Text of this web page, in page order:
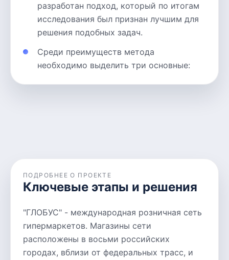
разработан подход, который по итогам
исследования был признан лучшим для
решения подобных задач.
Среди преимуществ метода
необходимо выделить три основные:
ПОДРОБНЕЕ О ПРОЕКТЕ
Ключевые этапы и решения
"ГЛОБУС" - международная розничная сеть
гипермаркетов. Магазины сети
расположены в восьми российских
городах, вблизи от федеральных трасс, и